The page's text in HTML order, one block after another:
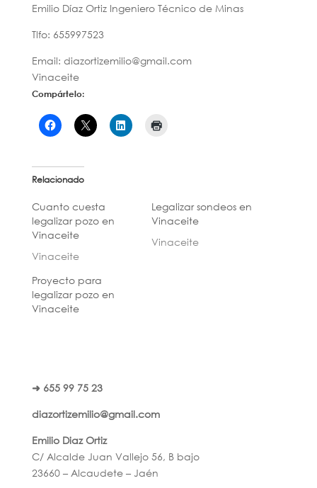
Emilio Díaz Ortiz Ingeniero Técnico de Minas
Tlfo: 655997523
Email: diazortizemilio@gmail.com
Vinaceite
Compártelo:
Relacionado
Cuanto cuesta
legalizar pozo en
Vinaceite
Vinaceite
Legalizar sondeos en
Vinaceite
Vinaceite
Proyecto para
legalizar pozo en
Vinaceite
➜ 655 99 75 23
diazortizemilio@gmail.com
Emilio Diaz Ortiz
C/ Alcalde Juan Vallejo 56, B bajo
23660 – Alcaudete – Jaén